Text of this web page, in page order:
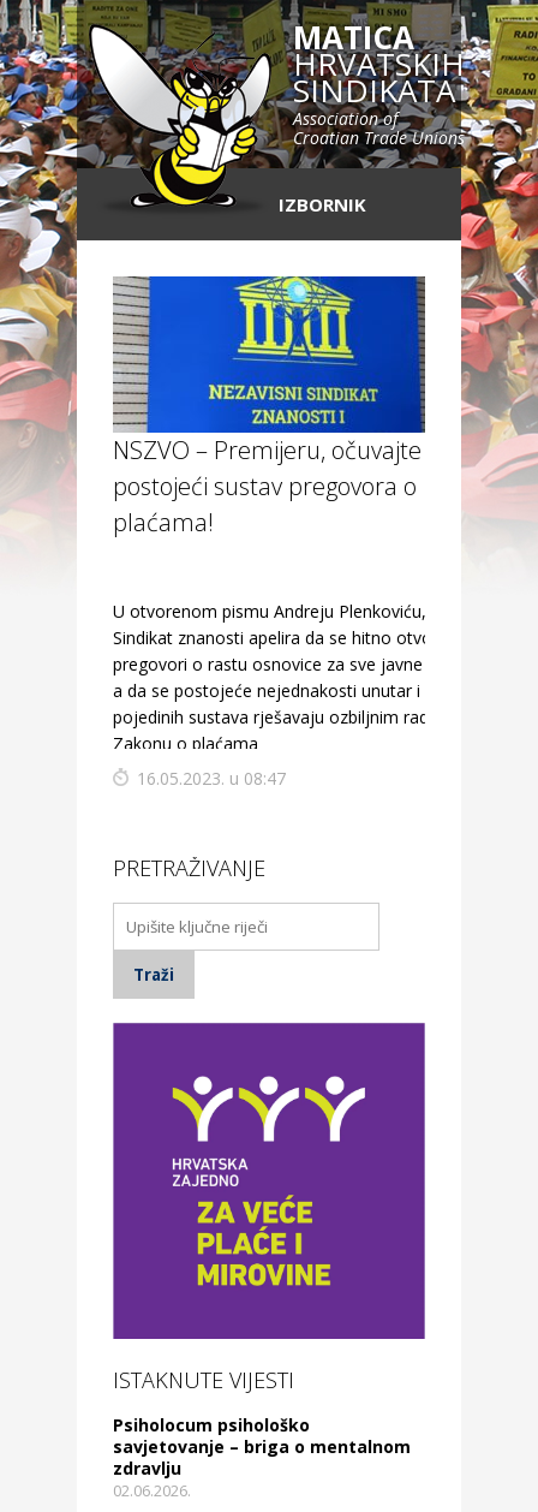
MATICA
HRVATSKIH
SINDIKATA
Association of
Croatian Trade Unions
IZBORNIK
NSZVO – Premijeru, očuvajte
postojeći sustav pregovora o
plaćama!
U otvorenom pismu Andreju Plenkoviću,
Sindikat znanosti apelira da se hitno otvore
pregovori o rastu osnovice za sve javne službe,
a da se postojeće nejednakosti unutar i između
pojedinih sustava rješavaju ozbiljnim radom na
Zakonu o plaćama
16.05.2023. u 08:47
PRETRAŽIVANJE
ISTAKNUTE VIJESTI
Psiholocum psihološko
savjetovanje – briga o mentalnom
zdravlju
02.06.2026.